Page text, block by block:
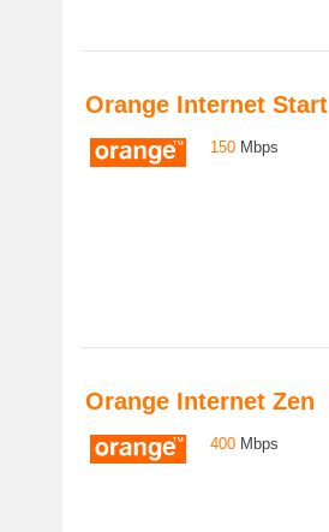
Orange Internet Start
150Mbps
Orange Internet Zen
400Mbps